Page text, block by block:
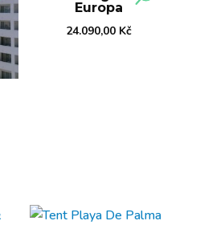
Europa
24.090,00 Kč